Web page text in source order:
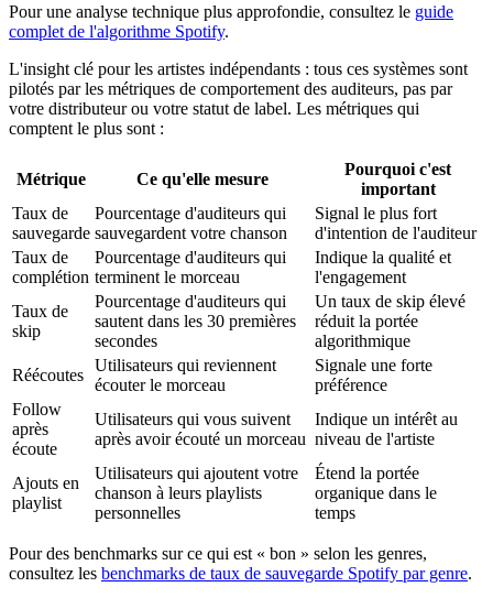
Pour une analyse technique plus approfondie, consultez le guide
complet de l'algorithme Spotify.
L'insight clé pour les artistes indépendants : tous ces systèmes sont
pilotés par les métriques de comportement des auditeurs, pas par
votre distributeur ou votre statut de label. Les métriques qui
comptent le plus sont :
Métrique Ce qu'elle mesure
Pourquoi c'est
important
Taux de
sauvegarde
Pourcentage d'auditeurs qui
sauvegardent votre chanson
Signal le plus fort
d'intention de l'auditeur
Taux de
complétion
Pourcentage d'auditeurs qui
terminent le morceau
Indique la qualité et
l'engagement
Taux de
skip
Pourcentage d'auditeurs qui
sautent dans les 30 premières
secondes
Un taux de skip élevé
réduit la portée
algorithmique
Réécoutes
Utilisateurs qui reviennent
écouter le morceau
Signale une forte
préférence
Follow
après
écoute
Utilisateurs qui vous suivent
après avoir écouté un morceau
Indique un intérêt au
niveau de l'artiste
Ajouts en
playlist
Utilisateurs qui ajoutent votre
chanson à leurs playlists
personnelles
Étend la portée
organique dans le
temps
Pour des benchmarks sur ce qui est « bon » selon les genres,
consultez les benchmarks de taux de sauvegarde Spotify par genre.